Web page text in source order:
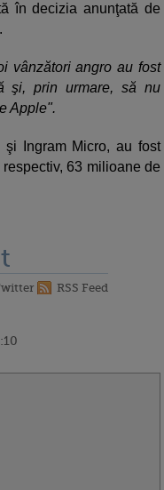
în decizia anunţată de
vânzători angro au fost
şi, prin urmare, să nu
Apple".
Ingram Micro, au fost
63 milioane de
RSS Feed